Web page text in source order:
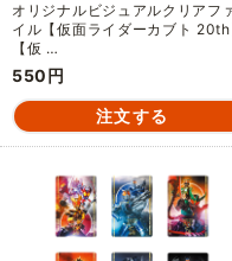
オリジナルビジュアルクリアフ
イル【仮面ライダーカブト 20th
【仮 …
550円